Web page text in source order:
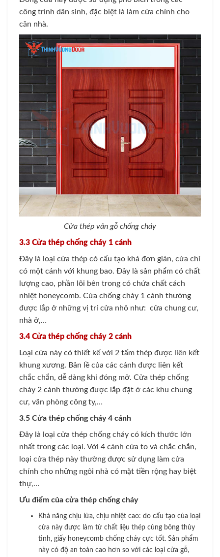
công trình dân sinh, đặc biệt là làm cửa chính cho
căn nhà.
Cửa thép vân gỗ chống cháy
3.3 Cửa thép chống cháy 1 cánh
Đây là loại cửa thép có cấu tạo khá đơn giản, cửa chỉ
có một cánh với khung bao. Đây là sản phẩm có chất
lượng cao, phần lõi bên trong có chứa chất cách
nhiệt honeycomb. Cửa chống cháy 1 cánh thường
được lắp ở những vị trí cửa nhỏ như: cửa chung cư,
nhà ở,…
3.4 Cửa thép chống cháy 2 cánh
Loại cửa này có thiết kế với 2 tấm thép được liên kết
khung xương. Bản lề của các cánh được liên kết
chắc chắn, dễ dàng khi đóng mở. Cửa thép chống
cháy 2 cánh thường được lắp đặt ở các khu chung
cư, văn phòng công ty,…
3.5 Cửa thép chống cháy 4 cánh
Đây là loại cửa thép chống cháy có kích thước lớn
nhất trong các loại. Với 4 cánh cửa to và chắc chắn,
loại cửa thép này thường được sử dụng làm cửa
chính cho những ngôi nhà có mặt tiền rộng hay biệt
thự,…
Ưu điểm của cửa thép chống cháy
Khả năng chịu lửa, chịu nhiệt cao: do cấu tạo của loại
cửa này được làm từ chất liệu thép cùng bông thủy
tinh, giấy honeycomb chống cháy cực tốt. Sản phẩm
này có độ an toàn cao hơn so với các loại cửa gỗ,